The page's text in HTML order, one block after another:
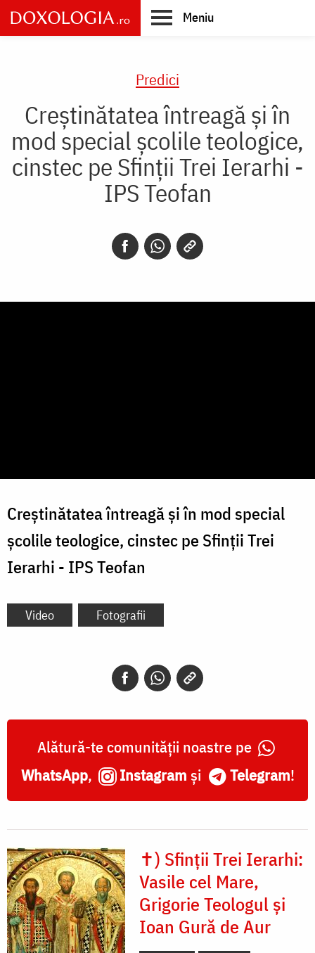
Skip
to
main
Meniu
Predici
Creștinătatea întreagă și în
mod special școlile teologice,
cinstec pe Sfinții Trei Ierarhi -
IPS Teofan
Creștinătatea întreagă și în mod special
școlile teologice, cinstec pe Sfinții Trei
Ierarhi - IPS Teofan
Video Fotografii
Alătură-te comunității noastre pe
WhatsApp, Instagram și Telegram!
✝) Sfinții Trei Ierarhi:
Vasile cel Mare,
Grigorie Teologul și
Ioan Gură de Aur